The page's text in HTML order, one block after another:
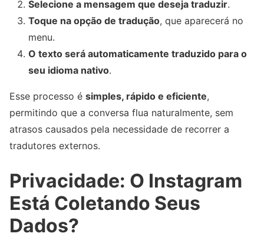
Selecione a mensagem que deseja traduzir.
Toque na opção de tradução, que aparecerá no
menu.
O texto será automaticamente traduzido para o
seu idioma nativo.
Esse processo é simples, rápido e eficiente,
permitindo que a conversa flua naturalmente, sem
atrasos causados pela necessidade de recorrer a
tradutores externos.
Privacidade: O Instagram
Está Coletando Seus
Dados?